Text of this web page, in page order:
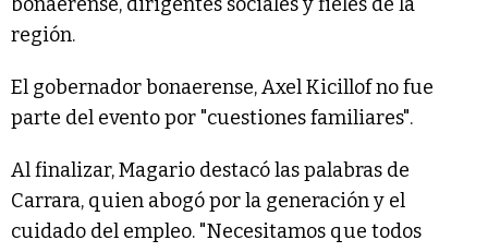
bonaerense, dirigentes sociales y fieles de la
región.
El gobernador bonaerense, Axel Kicillof no fue
parte del evento por "cuestiones familiares".
Al finalizar, Magario destacó las palabras de
Carrara, quien abogó por la generación y el
cuidado del empleo. "Necesitamos que todos